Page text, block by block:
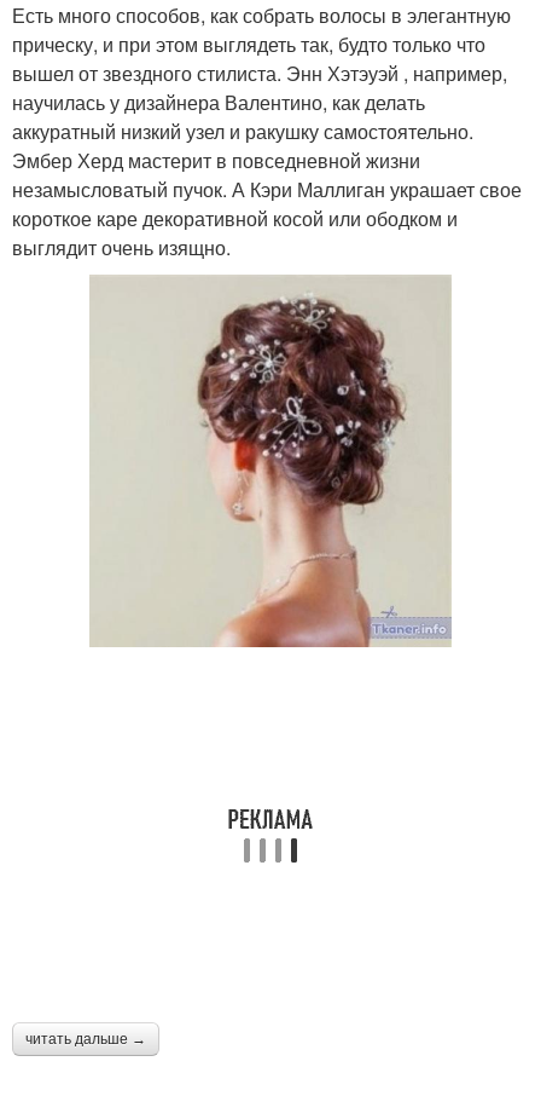
Есть много способов, как собрать волосы в элегантную
прическу, и при этом выглядеть так, будто только что
вышел от звездного стилиста. Энн Хэтэуэй , например,
научилась у дизайнера Валентино, как делать
аккуратный низкий узел и ракушку самостоятельно.
Эмбер Херд мастерит в повседневной жизни
незамысловатый пучок. А Кэри Маллиган украшает свое
короткое каре декоративной косой или ободком и
выглядит очень изящно.
читать дальше →